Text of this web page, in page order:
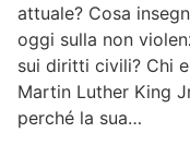
attuale? Cosa
oggi sulla non
sui diritti civili? Chi
Martin Luther King
perché la sua…